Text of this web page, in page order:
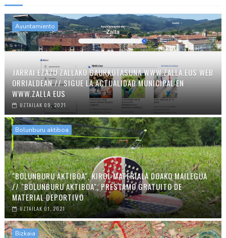
Ayuntamiento
JARRAI EZAZU ZALLAKO GAURKOTASUNA WWW.ZALLA.EUS WEB
ORRIALDEAN // SIGUE LA ACTUALIDAD MUNICIPAL EN
WWW.ZALLA.EUS
UZTAILAK 09, 2021
Bolunburu aktiboa
"BOLUNBURU AKTIBOA", KIROL MATERIALA DOAKO MAILEGUA
// "BOLUNBURU AKTIBOA", PRÉSTAMO GRATUITO DE
MATERIAL DEPORTIVO
UZTAILAK 01, 2021
Bizkaia